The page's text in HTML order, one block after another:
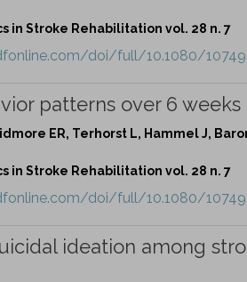
in Stroke Rehabilitation vol. 28 n. 7
doi/full/10.1080/
patterns over 6
ER, Terhorst L, Hammel J,
in Stroke Rehabilitation vol. 28 n. 7
doi/full/10.1080/
ideation among